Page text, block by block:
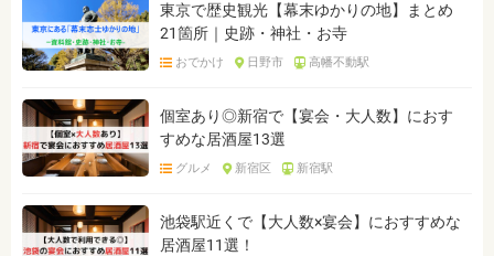
東京で歴史観光【幕末ゆかりの地】まとめ
21箇所｜史跡・神社・お寺
おでかけ 日野市 高幡不動駅
個室あり◎新宿で【宴会・大人数】におす
すめな居酒屋13選
グルメ 新宿区 新宿駅
池袋駅近くで【大人数×宴会】におすすめな
居酒屋11選！